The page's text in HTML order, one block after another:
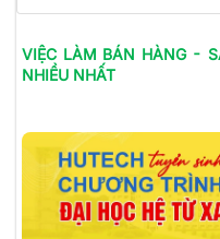
VIỆC LÀM BÁN HÀNG -
NHIỀU NHẤT